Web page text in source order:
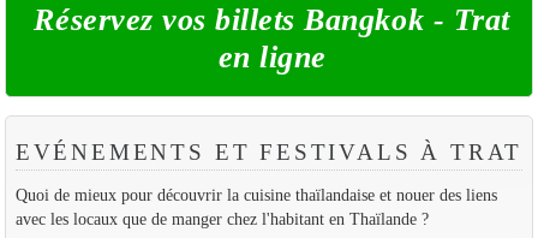
Réservez vos billets Bangkok - Trat
en ligne
EVÉNEMENTS ET FESTIVALS À TRAT
Quoi de mieux pour découvrir la cuisine thaïlandaise et nouer des liens
avec les locaux que de manger chez l'habitant en Thaïlande ?